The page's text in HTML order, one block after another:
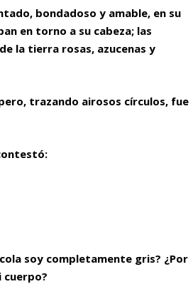
bondadoso y amable, en su
en torno a su cabeza; las
la tierra rosas, azucenas y
trazando airosos círculos, fue
soy completamente gris? ¿Por
cuerpo?